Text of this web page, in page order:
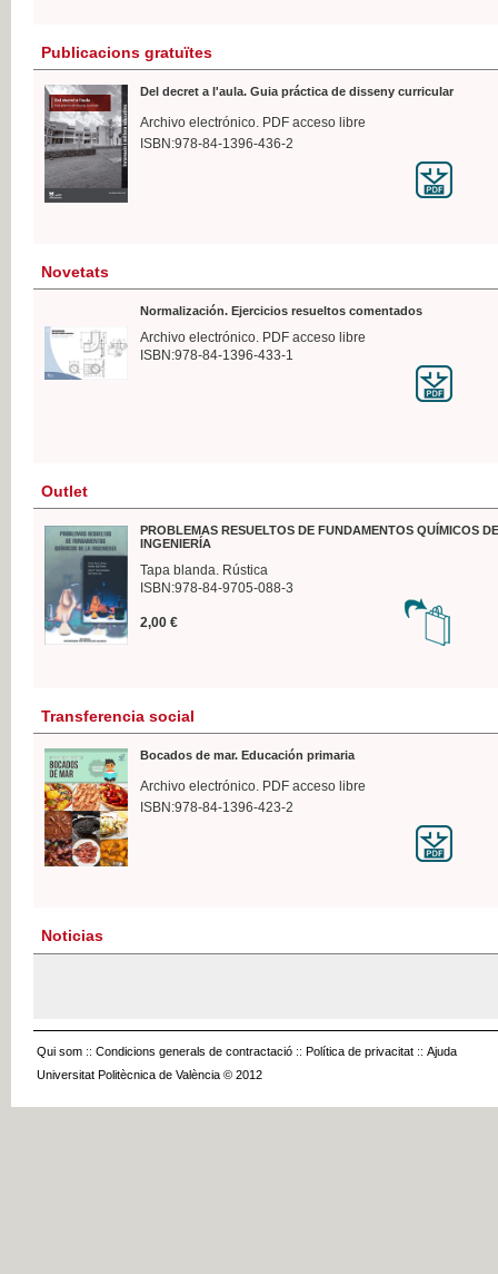
Publicacions gratuïtes
Del decret a l'aula. Guia práctica de disseny curricular
Archivo electrónico. PDF acceso libre
ISBN:978-84-1396-436-2
Novetats
Normalización. Ejercicios resueltos comentados
Archivo electrónico. PDF acceso libre
ISBN:978-84-1396-433-1
Outlet
PROBLEMAS RESUELTOS DE FUNDAMENTOS QUÍMICOS
INGENIERÍA
Tapa blanda. Rústica
ISBN:978-84-9705-088-3
2,00 €
Transferencia social
Bocados de mar. Educación primaria
Archivo electrónico. PDF acceso libre
ISBN:978-84-1396-423-2
Noticias
Qui som :: Condicions generals de contractació :: Política de privacitat :: Ajuda
Universitat Politècnica de València © 2012